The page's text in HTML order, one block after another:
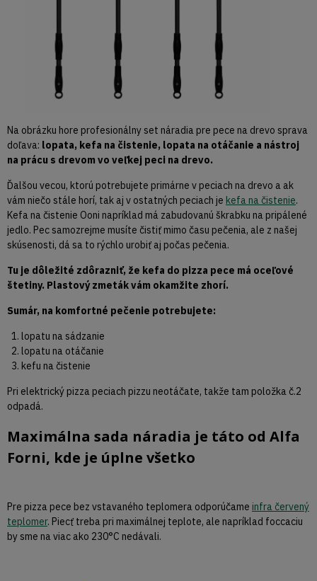
Na obrázku hore profesionálny set náradia pre pece na drevo sprava
doľava: lopata, kefa na čistenie, lopata na otáčanie a nástroj
na prácu s drevom vo veľkej peci na drevo.
Ďalšou vecou, ktorú potrebujete primárne v peciach na drevo a ak
vám niečo stále horí, tak aj v ostatných peciach je kefa na čistenie.
Kefa na čistenie Ooni napríklad má zabudovanú škrabku na pripálené
jedlo. Pec samozrejme musíte čistiť mimo času pečenia, ale z našej
skúsenosti, dá sa to rýchlo urobiť aj počas pečenia.
Tu je dôležité zdôrazniť, že kefa do pizza pece má oceľové
štetiny. Plastový zmeták vám okamžite zhorí.
Sumár, na komfortné pečenie potrebujete:
lopatu na sádzanie
lopatu na otáčanie
kefu na čistenie
Pri elektrický pizza peciach pizzu neotáčate, takže tam položka č.2
odpadá.
Maximálna sada náradia je táto od Alfa
Forni, kde je úplne všetko
Pre pizza pece bez vstavaného teplomera odporúčame infra červený
teplomer. Piecť treba pri maximálnej teplote, ale napríklad foccaciu
by sme na viac ako 230°C nedávali.